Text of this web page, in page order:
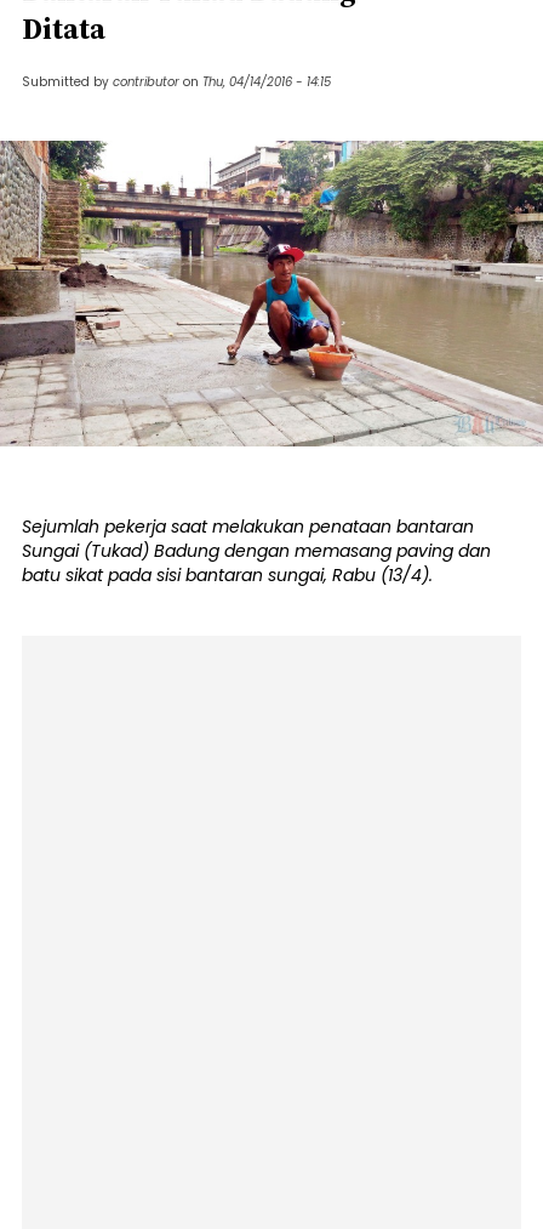
Ditata
Submitted by contributor on Thu, 04/14/2016 - 14:15
Sejumlah pekerja saat melakukan penataan bantaran
Sungai (Tukad) Badung dengan memasang paving dan
batu sikat pada sisi bantaran sungai, Rabu (13/4).